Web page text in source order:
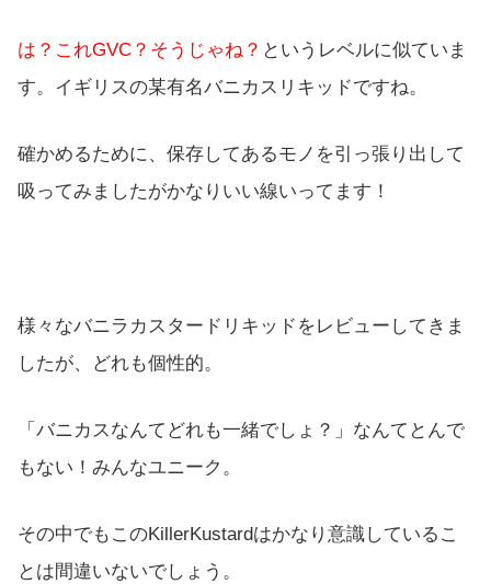
は？これGVC？そうじゃね？ というレベルに似ていま
す。イギリスの某有名バニカスリキッドですね。
確かめるために、保存してあるモノを引っ張り出して
吸ってみましたがかなりいい線いってます！
様々なバニラカスタードリキッドをレビューしてきま
したが、どれも個性的。
「バニカスなんてどれも一緒でしょ？」なんてとんで
もない！みんなユニーク。
その中でもこのKillerKustardはかなり意識しているこ
とは間違いないでしょう。